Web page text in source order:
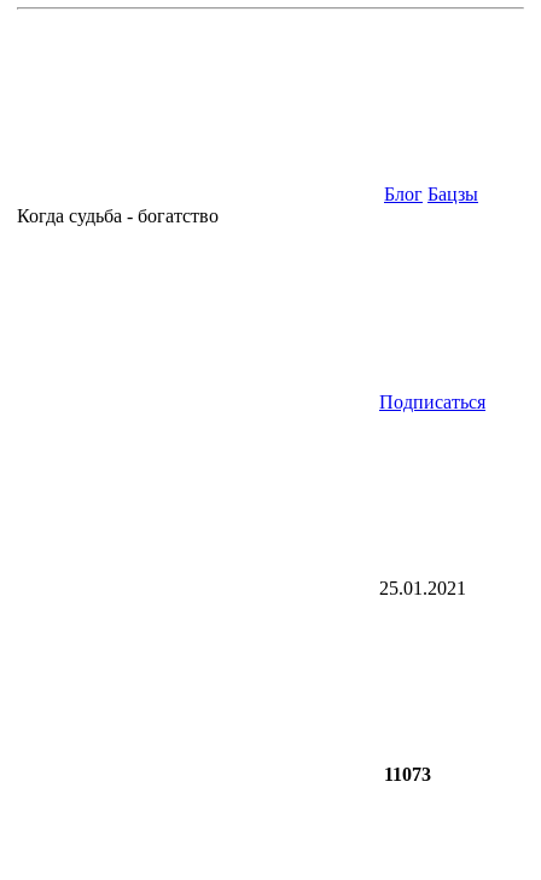
Блог Бацзы
Когда судьба - богатство
Подписаться
25.01.2021
11073